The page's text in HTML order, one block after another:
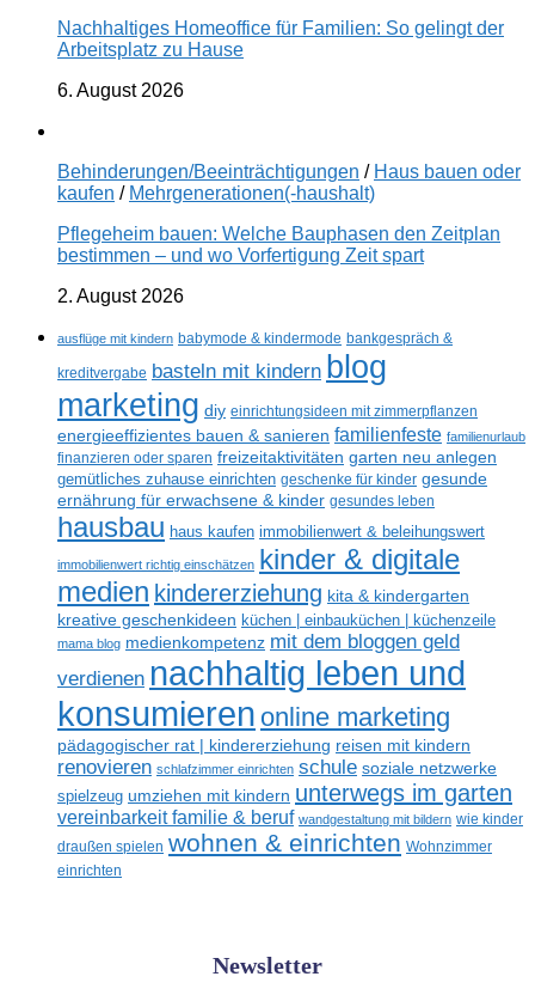
Nachhaltiges Homeoffice für Familien: So gelingt der
Arbeitsplatz zu Hause
6. August 2026
Behinderungen/Beeinträchtigungen / Haus bauen oder
kaufen / Mehrgenerationen(-haushalt)
Pflegeheim bauen: Welche Bauphasen den Zeitplan
bestimmen – und wo Vorfertigung Zeit spart
2. August 2026
ausflüge mit kindern babymode & kindermode bankgespräch &
kreditvergabe basteln mit kindern blog
marketing diy einrichtungsideen mit zimmerpflanzen
energieeffizientes bauen & sanieren familienfeste familienurlaub
finanzieren oder sparen freizeitaktivitäten garten neu anlegen
gemütliches zuhause einrichten geschenke für kinder gesunde
ernährung für erwachsene & kinder gesundes leben
hausbau haus kaufen immobilienwert & beleihungswert
immobilienwert richtig einschätzen kinder & digitale
medien kindererziehung kita & kindergarten
kreative geschenkideen küchen | einbauküchen | küchenzeile
mama blog medienkompetenz mit dem bloggen geld
verdienen nachhaltig leben und
konsumieren online marketing
pädagogischer rat | kindererziehung reisen mit kindern
renovieren schlafzimmer einrichten schule soziale netzwerke
spielzeug umziehen mit kindern unterwegs im garten
vereinbarkeit familie & beruf wandgestaltung mit bildern wie kinder
draußen spielen wohnen & einrichten Wohnzimmer
einrichten
Newsletter